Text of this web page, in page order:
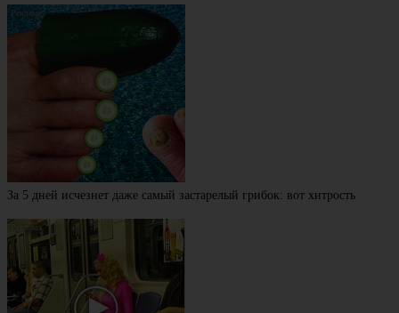
За 5 дней исчезнет даже самый застарелый грибок: вот хитрость